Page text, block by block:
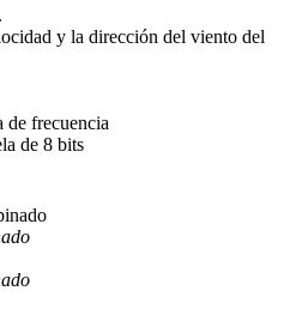
y la dirección del viento del
de frecuencia
de 8 bits